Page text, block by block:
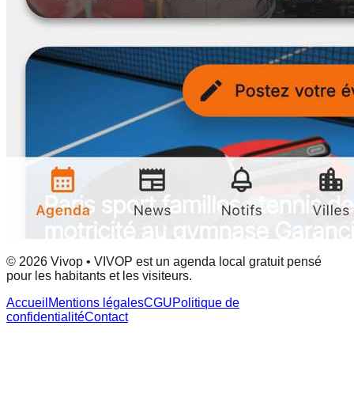
© 2026 Vivop • VIVOP est un agenda local gratuit pensé
pour les habitants et les visiteurs.
Accueil Mentions légalesCGUPolitique de
confidentialitéContact